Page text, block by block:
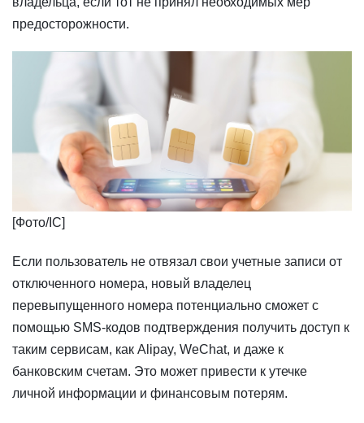
предосторожности.
​[Фото/IC]
Если пользователь не отвязал свои учетные записи от
отключенного номера, новый владелец
перевыпущенного номера потенциально сможет с
помощью SMS-кодов подтверждения получить доступ к
таким сервисам, как Alipay, WeChat, и даже к
банковским счетам. Это может привести к утечке
личной информации и финансовым потерям.